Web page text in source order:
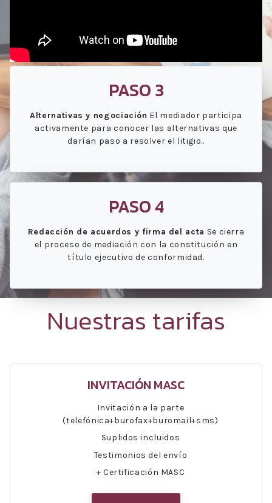
PASO 3
Alternativas y negociación El mediador participa
activamente para conocer las alternativas que
darían paso a resolver el litigio..
PASO 4
Redacción de acuerdos y firma del acta Se cierra
el proceso de mediación con la constitución en
título ejecutivo de conformidad.
Nuestras tarifas
INVITACIÓN MASC
Invitación a la parte
(telefónica+burofax+buromail+sms)
Suplidos incluidos
Testimonios del envío
+ Certificación MASC